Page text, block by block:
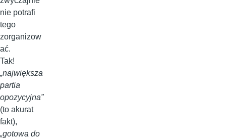
nie potrafi
tego
zorganizow
ać.
Tak!
„największa
partia
opozycyjna”
(to akurat
fakt),
„gotowa do